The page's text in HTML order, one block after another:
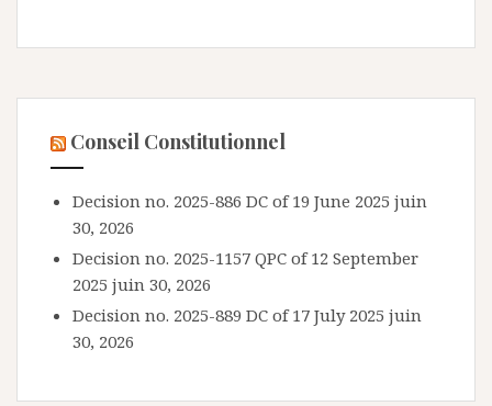
Conseil Constitutionnel
Decision no. 2025-886 DC of 19 June 2025 juin
30, 2026
Decision no. 2025-1157 QPC of 12 September
2025 juin 30, 2026
Decision no. 2025-889 DC of 17 July 2025 juin
30, 2026